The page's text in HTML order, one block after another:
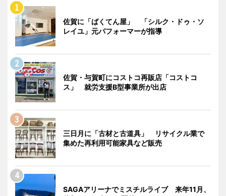
佐賀に「ばくてん屋」 「シルク・ドゥ・ソ
レイユ」元パフォーマーが指導
佐賀・与賀町にコストコ再販店「コストコ
ス」 就労支援B型事業所が出店
三日月に「古材と古道具」 リサイクル業で
集めた再利用可能家具など販売
SAGAアリーナでミスチルライブ 来年11月、